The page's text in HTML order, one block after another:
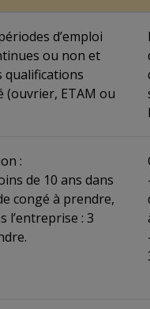
d’emploi
ou non et
qualifications
(ouvrier, ETAM ou
:
de 10 ans dans
congé à prendre,
l’entreprise : 3